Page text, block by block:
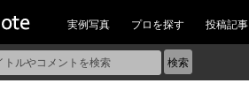
実例写真 プロを探す 投稿記事